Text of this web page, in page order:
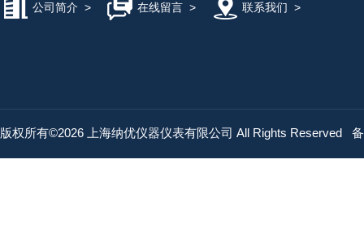
公司简介 > 在线留言> 联系我们 >
版权所有©2026 上海纳优仪器仪表有限公司 All Rights Reserved